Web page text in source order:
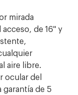
mirada
de 16'' y
aire libre.
ocular del
de 5